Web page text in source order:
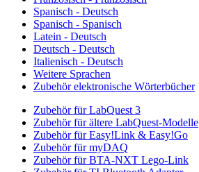
Spanisch - Deutsch
Spanisch - Spanisch
Latein - Deutsch
Deutsch - Deutsch
Italienisch - Deutsch
Weitere Sprachen
Zubehör elektronische Wörterbücher
Zubehör für LabQuest 3
Zubehör für ältere LabQuest-Modelle
Zubehör für Easy!Link & Easy!Go
Zubehör für myDAQ
Zubehör für BTA-NXT Lego-Link